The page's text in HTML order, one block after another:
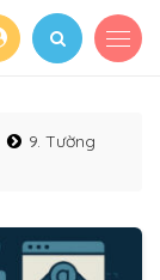
9. Tường